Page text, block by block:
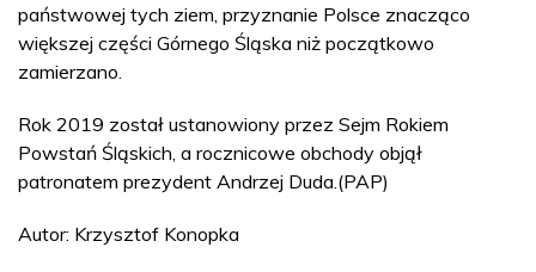
państwowej tych ziem, przyznanie Polsce znacząco
większej części Górnego Śląska niż początkowo
zamierzano.
Rok 2019 został ustanowiony przez Sejm Rokiem
Powstań Śląskich, a rocznicowe obchody objął
patronatem prezydent Andrzej Duda.(PAP)
Autor: Krzysztof Konopka